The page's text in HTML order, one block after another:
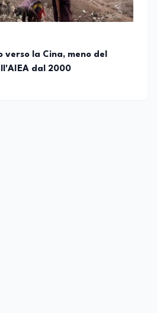
verso la Cina, meno del
dal 2000